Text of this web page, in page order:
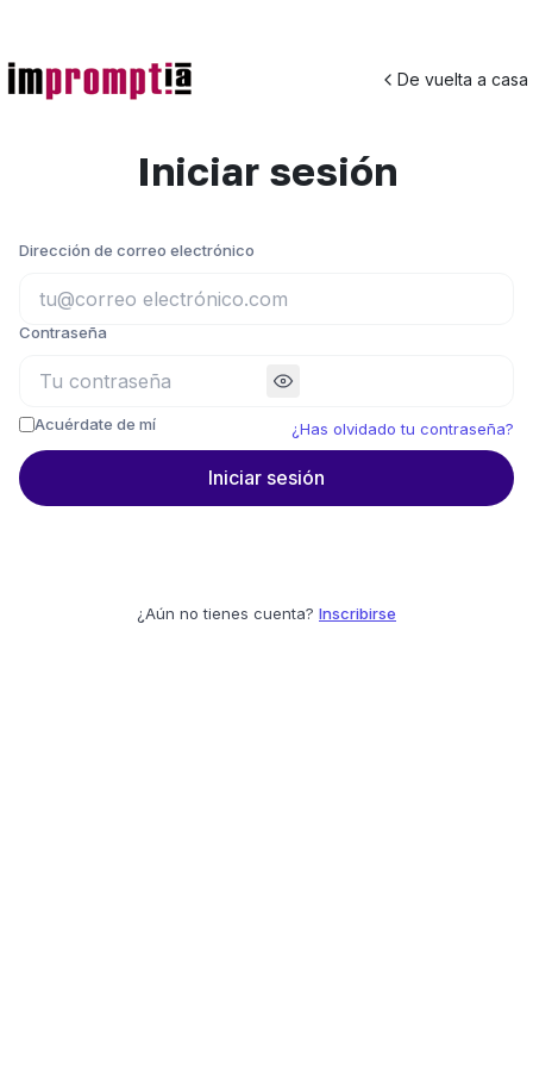
De vuelta a casa
Iniciar sesión
Dirección de correo electrónico
Contraseña
Acuérdate de mí ¿Has olvidado tu contraseña?
Iniciar sesión
¿Aún no tienes cuenta? Inscribirse